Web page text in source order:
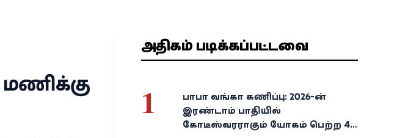
மணிக்கு
அதிகம் படிக்கப்பட்டவை
1
பாபா வங்கா கணிப்பு: 2026-ன்
இரண்டாம் பாதியில்
கோடீஸ்வரராகும் யோகம் பெற்ற 4